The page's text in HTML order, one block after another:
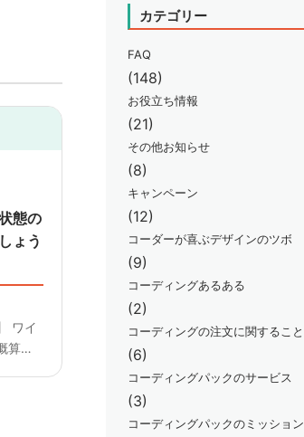
態の
ょう
ワイ
算の
カテゴリー
FAQ
(148)
お役立ち情報
(21)
その他お知らせ
(8)
キャンペーン
(12)
コーダーが喜ぶデザインのツボ
(9)
コーディングあるある
(2)
コーディングの注文に関すること
(6)
コーディングパックのサービス
(3)
コーディングパックのミッション